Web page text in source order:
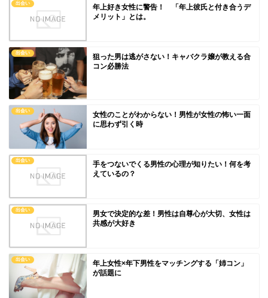
出会い
年上好き女性に警告！ 「年上彼氏と付き合うデ
メリット」とは。
出会い
狙った男は逃がさない！キャバクラ嬢が教える合
コン必勝法
出会い
女性のことがわからない！男性が女性の怖い一面
に思わず引く時
出会い
手をつないでくる男性の心理が知りたい！何を考
えているの？
出会い
男女で決定的な差！男性は自尊心が大切、女性は
共感が大好き
出会い
年上女性×年下男性をマッチングする「姉コン」
が話題に